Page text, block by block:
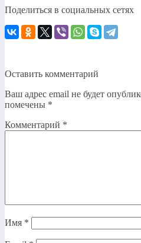
Поделиться в социальных сетях
Оставить комментарий
Ваш адрес email не будет
помечены *
Комментарий *
Имя *